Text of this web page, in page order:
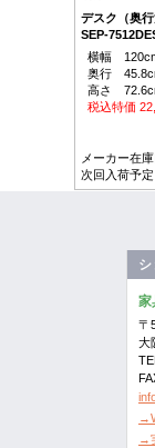
デスク（奥行
SEP-
横幅
奥行
高さ
税込特価
メーカー在
次回入荷予
シ
家
〒
大
→